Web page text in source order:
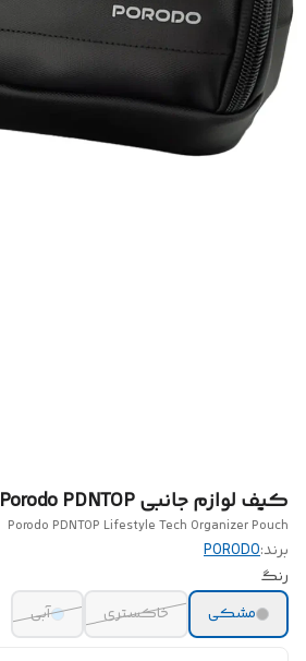
کیف لوازم جانبی Porodo PDNTOP
Porodo PDNTOP Lifestyle Tech Organizer Pouch
برند:PORODO
رنگ
مشکی
خاکستری آبی